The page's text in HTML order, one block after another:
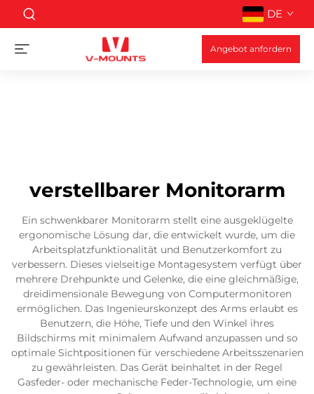
DE
Angebot anfordern
verstellbarer Monitorarm
Ein schwenkbarer Monitorarm stellt eine ausgeklügelte
ergonomische Lösung dar, die entwickelt wurde, um die
Arbeitsplatzfunktionalität und Benutzerkomfort zu
verbessern. Dieses vielseitige Montagesystem verfügt über
mehrere Drehpunkte und Gelenke, die eine gleichmäßige,
dreidimensionale Bewegung von Computermonitoren
ermöglichen. Das Ingenieurskonzept des Arms erlaubt es
Benutzern, die Höhe, Tiefe und den Winkel ihres
Bildschirms mit minimalem Aufwand anzupassen und so
optimale Sichtpositionen für verschiedene Arbeitsszenarien
zu gewährleisten. Das Gerät beinhaltet in der Regel
Gasfeder- oder mechanische Feder-Technologie, um eine